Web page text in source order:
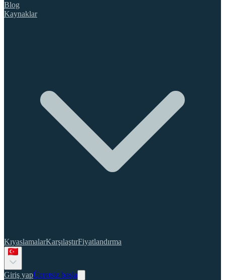
Blog
Kaynaklar
KıyaslamalarKarşılaştırFiyatlandırma
Giriş yapÜcretsiz başla